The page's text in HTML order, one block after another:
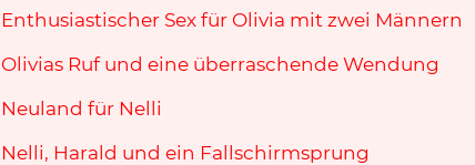
Enthusiastischer Sex für Olivia mit zwei Männern
Olivias Ruf und eine überraschende Wendung
Neuland für Nelli
Nelli, Harald und ein Fallschirmsprung